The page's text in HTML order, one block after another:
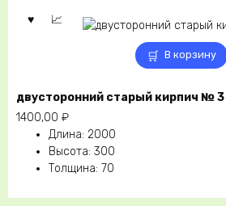
В корзину
двусторонний старый кирпич № 3
1400,00 ₽
Длина: 2000
Высота: 300
Толщина: 70